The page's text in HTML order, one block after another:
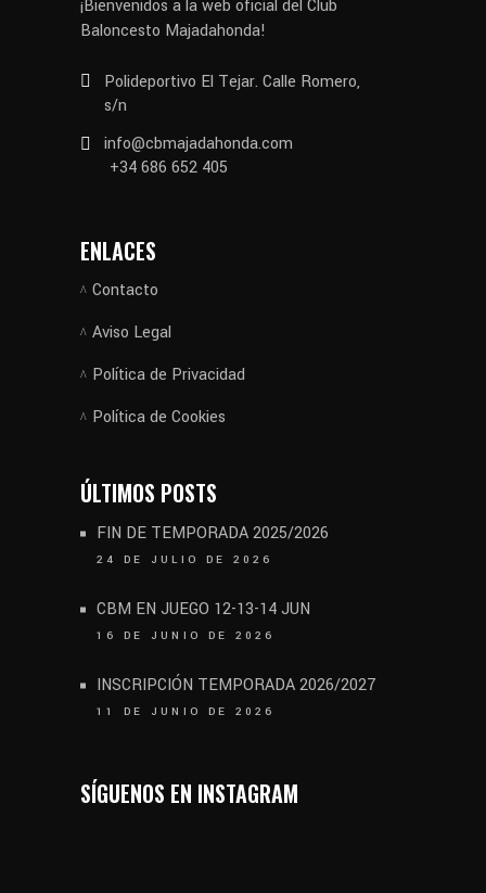
¡Bienvenidos a la web oficial del Club
Baloncesto Majadahonda!
Polideportivo El Tejar. Calle Romero,
s/n
info@cbmajadahonda.com
+34 686 652 405
ENLACES
Contacto
Aviso Legal
Política de Privacidad
Política de Cookies
ÚLTIMOS POSTS
FIN DE TEMPORADA 2025/2026
24 DE JULIO DE 2026
CBM EN JUEGO 12-13-14 JUN
16 DE JUNIO DE 2026
INSCRIPCIÓN TEMPORADA 2026/2027
11 DE JUNIO DE 2026
SÍGUENOS EN INSTAGRAM